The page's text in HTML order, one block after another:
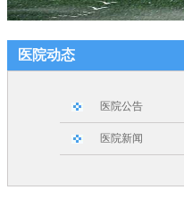
医院动态
医院公告
医院新闻